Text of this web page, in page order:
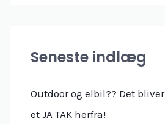
tSeneste indlæg
Outdoor og elbil?? Det bliver
et JA TAK herfra!